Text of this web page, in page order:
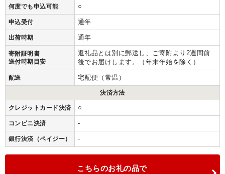
何度でも申込可能 ○
申込受付 通年
出荷時期 通年
寄附証明書
送付時期目安
返礼品とは別に郵送し、ご寄附より2週間前
後でお届けします。（年末年始を除く）
配送 宅配便（常温）
決済方法
クレジットカード決済 ○
コンビニ決済 -
銀行決済（ペイジー） -
こちらのお礼の品で